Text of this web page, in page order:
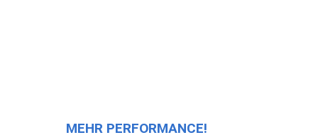
MEHR PERFORMANCE!